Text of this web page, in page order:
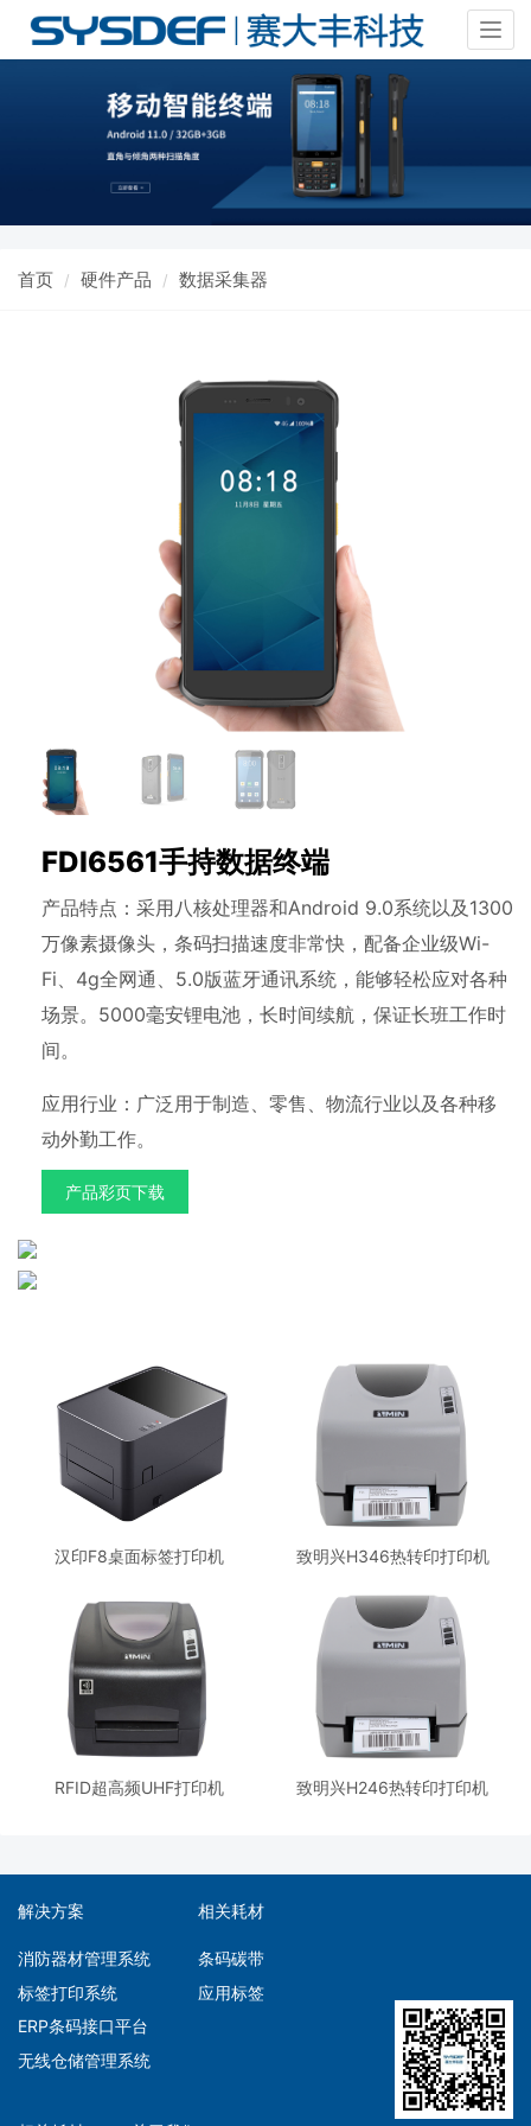
首页 硬件产品 数据采集器
FDI6561手持数据终端
产品特点：采用八核处理器和Android 9.0系统以及1300
万像素摄像头，条码扫描速度非常快，配备企业级Wi-
Fi、4g全网通、5.0版蓝牙通讯系统，能够轻松应对各种
场景。5000毫安锂电池，长时间续航，保证长班工作时
间。
应用行业：广泛用于制造、零售、物流行业以及各种移
动外勤工作。
产品彩页下载
汉印F8桌面标签打印机 致明兴H346热转印打印机
RFID超高频UHF打印机 致明兴H246热转印打印机
解决方案
消防器材管理系统
标签打印系统
ERP条码接口平台
无线仓储管理系统
相关耗材
条码碳带
应用标签